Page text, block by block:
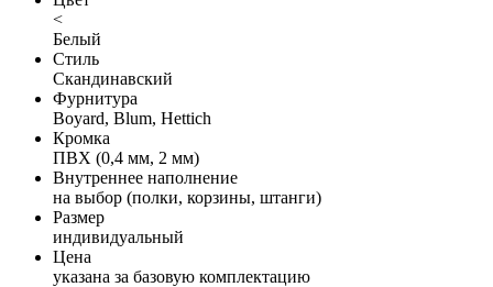
<
Белый
Стиль
Скандинавский
Фурнитура
Boyard, Blum, Hettich
Кромка
ПВХ (0,4 мм, 2 мм)
Внутреннее наполнение
на выбор (полки, корзины, штанги)
Размер
индивидуальный
Цена
указана за базовую комплектацию